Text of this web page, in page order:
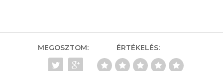
MEGOSZTOM: ÉRTÉKELÉS: